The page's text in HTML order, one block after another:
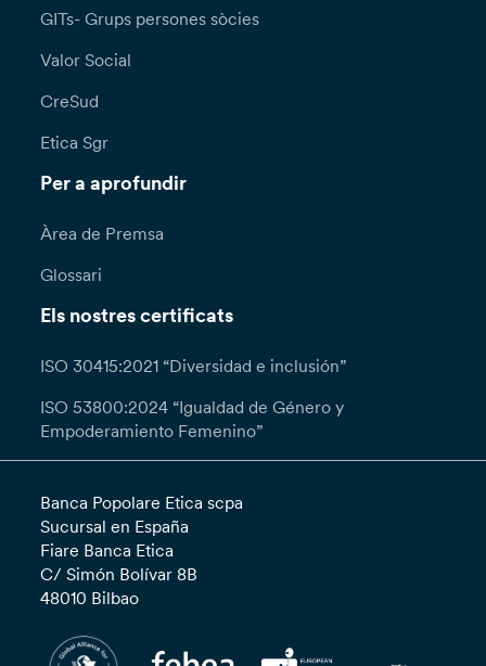
GITs- Grups persones sòcies
Valor Social
CreSud
Etica Sgr
Per a aprofundir
Àrea de Premsa
Glossari
Els nostres certificats
ISO 30415:2021 “Diversidad e inclusión”
ISO 53800:2024 “Igualdad de Género y
Empoderamiento Femenino”
Banca Popolare Etica scpa
Sucursal en España
Fiare Banca Etica
C/ Simón Bolívar 8B
48010 Bilbao